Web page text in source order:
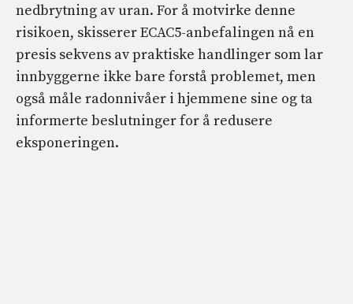
nedbrytning av uran. For å motvirke denne
risikoen, skisserer ECAC5-anbefalingen nå en
presis sekvens av praktiske handlinger som lar
innbyggerne ikke bare forstå problemet, men
også måle radonnivåer i hjemmene sine og ta
informerte beslutninger for å redusere
eksponeringen.